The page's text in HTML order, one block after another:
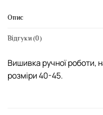
Опис
Відгуки (0)
Вишивка ручної роботи,
розміри 40-45.